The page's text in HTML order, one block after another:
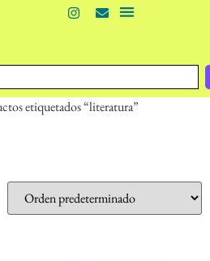
etiquetados “literatura”